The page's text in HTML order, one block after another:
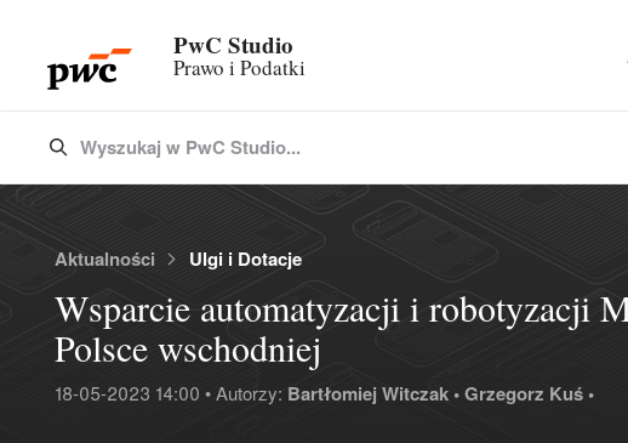
PwC Studio
Prawo i Podatki
Type 3 or more characters for results.
Wyszukaj w PwC Studio...
Aktualności Ulgi i Dotacje
Wsparcie automatyzacji i robotyzacji
Polsce wschodniej
18-05-2023 14:00 • Autorzy: Bartłomiej Witczak •Grzegorz Kuś •